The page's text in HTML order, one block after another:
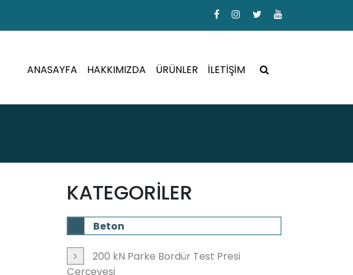
ANASAYFA HAKKIMIZDA ÜRÜNLER İLETİŞİM
KATEGORİLER
Beton
200 kN Parke Bordür Test Presi
Çerçevesi